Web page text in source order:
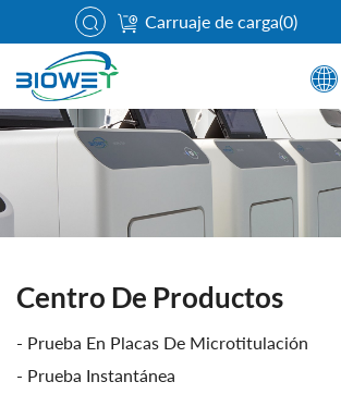
Carruaje de carga(0)
Centro De Productos
Prueba En Placas De Microtitulación
Prueba Instantánea